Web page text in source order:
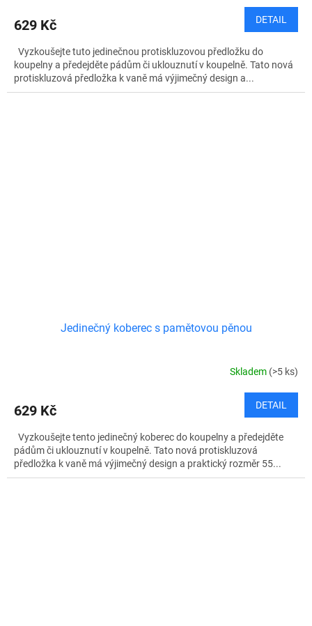
629 Kč DETAIL
Vyzkoušejte tuto jedinečnou protiskluzovou předložku do
koupelny a předejděte pádům či uklouznutí v koupelně. Tato nová
protiskluzová předložka k vaně má výjimečný design a...
Jedinečný koberec s pamětovou pěnou
Skladem (>5 ks)
629 Kč DETAIL
Vyzkoušejte tento jedinečný koberec do koupelny a předejděte
pádům či uklouznutí v koupelně. Tato nová protiskluzová
předložka k vaně má výjimečný design a praktický rozměr 55...